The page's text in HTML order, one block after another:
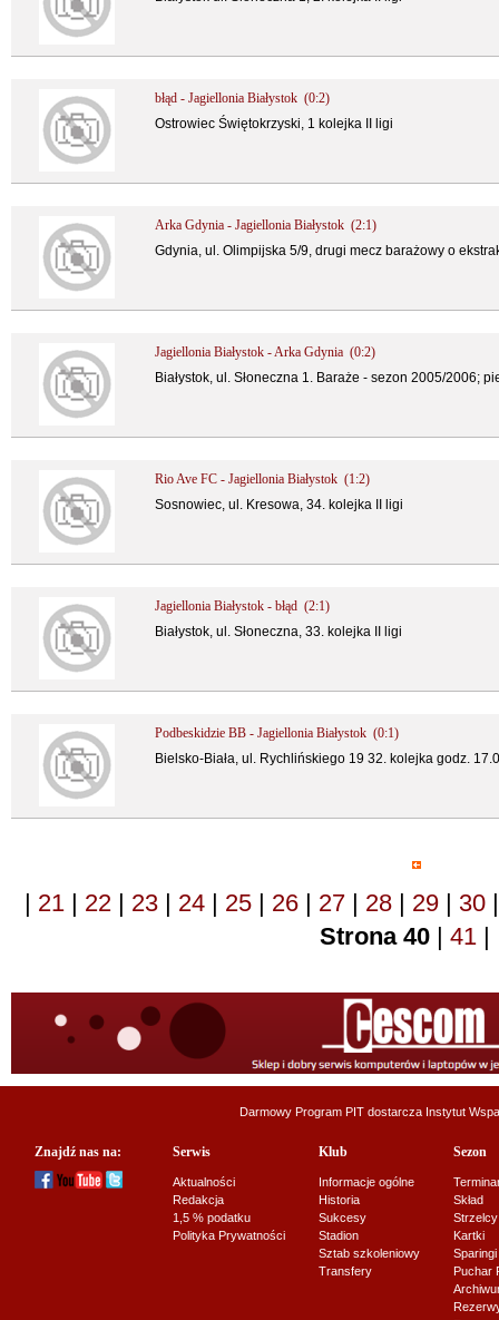
błąd - Jagiellonia Białystok (0:2)
Ostrowiec Świętokrzyski, 1 kolejka II ligi
Arka Gdynia - Jagiellonia Białystok (2:1)
Gdynia, ul. Olimpijska 5/9, drugi mecz barażowy o
Jagiellonia Białystok - Arka Gdynia (0:2)
Białystok, ul. Słoneczna 1. Baraże - sezon 2005/2006;
Rio Ave FC - Jagiellonia Białystok (1:2)
Sosnowiec, ul. Kresowa, 34. kolejka II ligi
Jagiellonia Białystok - błąd (2:1)
Białystok, ul. Słoneczna, 33. kolejka II ligi
Podbeskidzie BB - Jagiellonia Białystok (0:1)
Bielsko-Biała, ul. Rychlińskiego 19 32. kolejka godz.
| 21 | 22 | 23 | 24 | 25 | 26 | 27 | 28 | 29 | 30 |
Strona 40 | 41
Darmowy Program PIT dostarcza Instytut
Znajdź nas na: Serwis
Aktualności
Redakcja
1,5 % podatku
Polityka Prywatności
Klub
Informacje ogólne
Historia
Sukcesy
Stadion
Sztab szkoleniowy
Transfery
Sezon
Skład
Strzelcy
Kartki
Sparingi
Puchar